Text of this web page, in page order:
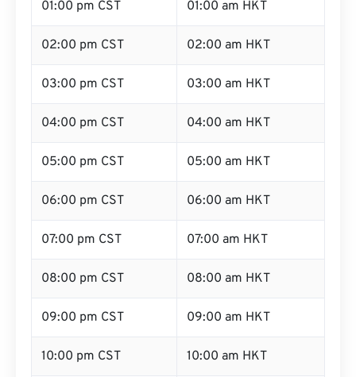
01:00 pm CST 01:00 am HKT
02:00 pm CST 02:00 am HKT
03:00 pm CST 03:00 am HKT
04:00 pm CST 04:00 am HKT
05:00 pm CST 05:00 am HKT
06:00 pm CST 06:00 am HKT
07:00 pm CST 07:00 am HKT
08:00 pm CST 08:00 am HKT
09:00 pm CST 09:00 am HKT
10:00 pm CST 10:00 am HKT